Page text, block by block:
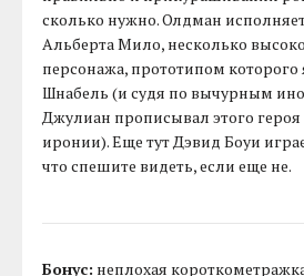
сколько нужно. Олдман
Альберта Мило, несколько
персонажа, прототипом которого
Шнабель (и судя по вычурным
Джулиан прописывал этого героя
иронии). Еще тут Дэвид Боуи
что спешите видеть, если еще не.
Бонус: неплохая